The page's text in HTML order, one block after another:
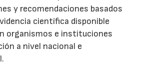
y recomendaciones basados
científica disponible
organismos e instituciones
a nivel nacional e